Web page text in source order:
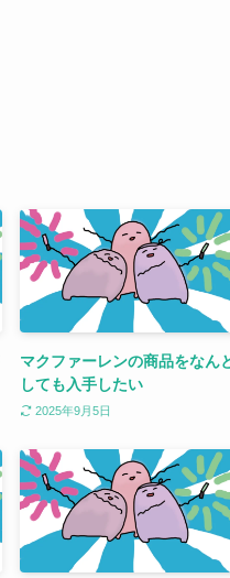
マクファーレンの商品をなん
しても入手したい
2025年9月5日